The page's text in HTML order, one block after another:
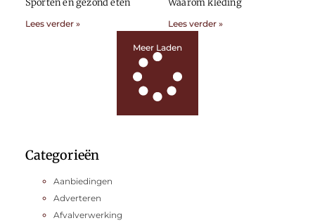
Categorieën
Aanbiedingen
Adverteren
Afvalverwerking
Lees verder » Lees verder »
Meer Laden